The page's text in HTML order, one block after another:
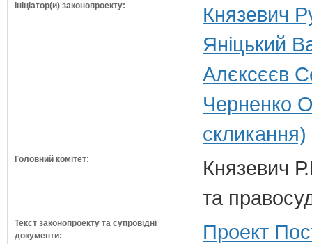
Ініціатор(и) законопроекту:
Князевич
Яніцький
Алєксєєв
Черненко
скликання)
Головний комітет:
Князевич
та
Текст законопроекту та супровідні
документи:
Проект